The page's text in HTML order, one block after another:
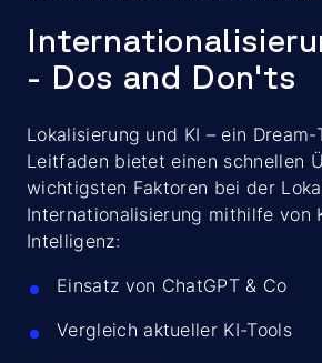
Über uns
Insights
Karriere
- Dos and Don'ts
Lokalisierung und KI – ein Dream-
Leitfaden bietet einen schnellen
wichtigsten Faktoren bei der
Internationalisierung mithilfe von
Intelligenz:
Einsatz von ChatGPT & Co
Vergleich aktueller KI-Tools